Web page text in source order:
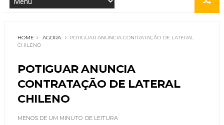
HOME AGORA
POTIGUAR ANUNCIA CONTRATAÇÃO DE LATERAL
CHILENO
POTIGUAR ANUNCIA
CONTRATAÇÃO DE LATERAL
CHILENO
MENOS DE UM MINUTO DE LEITURA